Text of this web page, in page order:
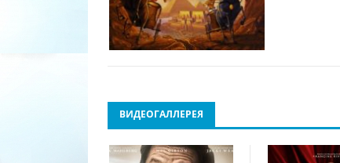
ВИДЕОГАЛЛЕРЕЯ